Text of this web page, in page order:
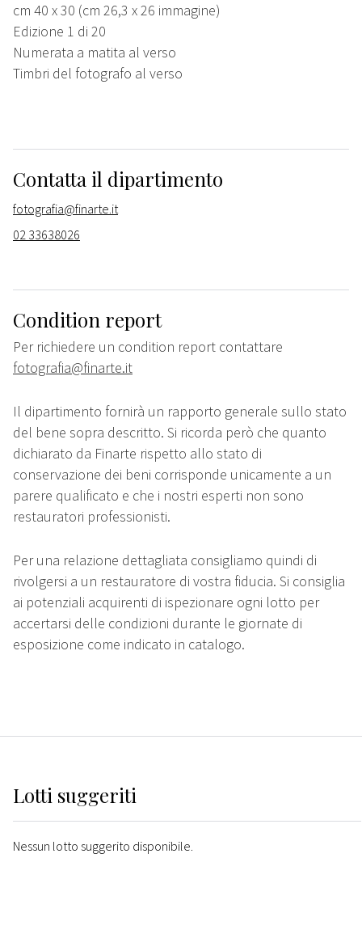
cm 40 x 30 (cm 26,3 x 26 immagine)
Edizione 1 di 20
Numerata a matita al verso
Timbri del fotografo al verso
Contatta il dipartimento
fotografia@finarte.it
02 33638026
Condition report
Per richiedere un condition report contattare
fotografia@finarte.it
Il dipartimento fornirà un rapporto generale sullo stato
del bene sopra descritto. Si ricorda però che quanto
dichiarato da Finarte rispetto allo stato di
conservazione dei beni corrisponde unicamente a un
parere qualificato e che i nostri esperti non sono
restauratori professionisti.
Per una relazione dettagliata consigliamo quindi di
rivolgersi a un restauratore di vostra fiducia. Si consiglia
ai potenziali acquirenti di ispezionare ogni lotto per
accertarsi delle condizioni durante le giornate di
esposizione come indicato in catalogo.
Lotti suggeriti
Nessun lotto suggerito disponibile.